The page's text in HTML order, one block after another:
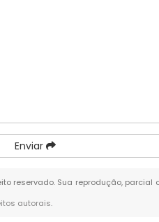
Enviar
reservado. Sua reprodução,
autorais.